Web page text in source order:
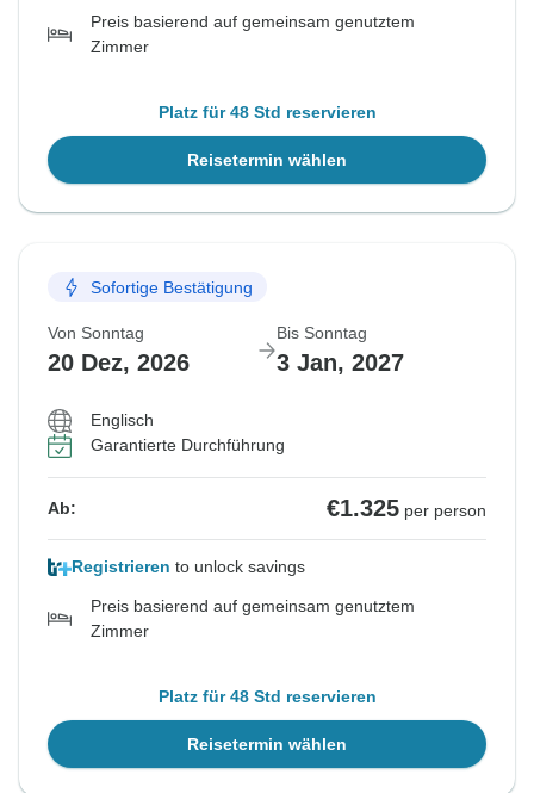
Preis basierend auf gemeinsam genutztem
Zimmer
Platz für 48 Std reservieren
Reisetermin wählen
Sofortige Bestätigung
Von Sonntag
20 Dez, 2026
Bis Sonntag
3 Jan, 2027
Englisch
Garantierte Durchführung
Ab: €1.325 per person
Registrieren to unlock savings
Preis basierend auf gemeinsam genutztem
Zimmer
Platz für 48 Std reservieren
Reisetermin wählen